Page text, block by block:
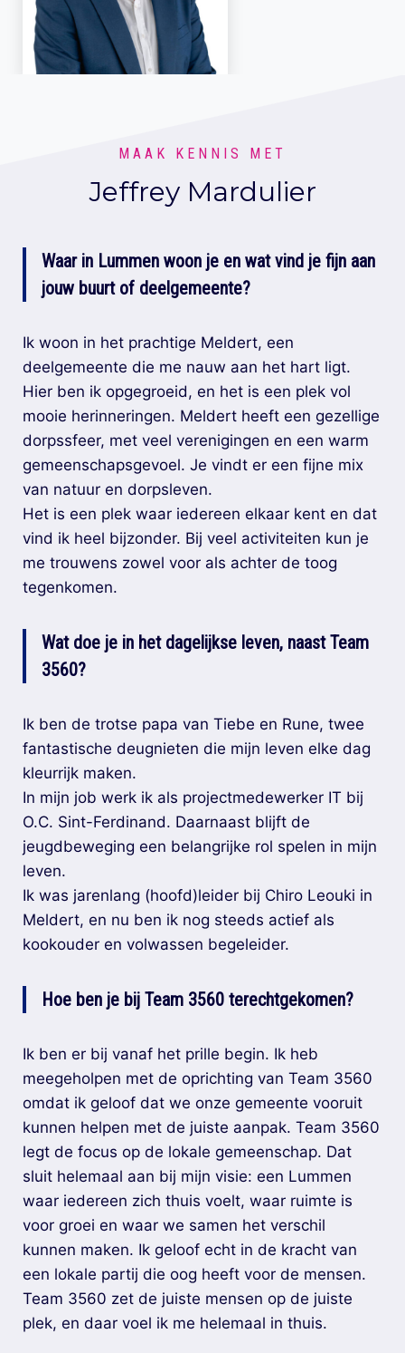
MAAK KENNIS MET
Jeffrey Mardulier
Waar in Lummen woon je en wat vind je fijn aan
jouw buurt of deelgemeente?
Ik woon in het prachtige Meldert, een
deelgemeente die me nauw aan het hart ligt.
Hier ben ik opgegroeid, en het is een plek vol
mooie herinneringen. Meldert heeft een gezellige
dorpssfeer, met veel verenigingen en een warm
gemeenschapsgevoel. Je vindt er een fijne mix
van natuur en dorpsleven.
Het is een plek waar iedereen elkaar kent en dat
vind ik heel bijzonder. Bij veel activiteiten kun je
me trouwens zowel voor als achter de toog
tegenkomen.
Wat doe je in het dagelijkse leven, naast Team
3560?
Ik ben de trotse papa van Tiebe en Rune, twee
fantastische deugnieten die mijn leven elke dag
kleurrijk maken.
In mijn job werk ik als projectmedewerker IT bij
O.C. Sint-Ferdinand. Daarnaast blijft de
jeugdbeweging een belangrijke rol spelen in mijn
leven.
Ik was jarenlang (hoofd)leider bij Chiro Leouki in
Meldert, en nu ben ik nog steeds actief als
kookouder en volwassen begeleider.
Hoe ben je bij Team 3560 terechtgekomen?
Ik ben er bij vanaf het prille begin. Ik heb
meegeholpen met de oprichting van Team 3560
omdat ik geloof dat we onze gemeente vooruit
kunnen helpen met de juiste aanpak. Team 3560
legt de focus op de lokale gemeenschap. Dat
sluit helemaal aan bij mijn visie: een Lummen
waar iedereen zich thuis voelt, waar ruimte is
voor groei en waar we samen het verschil
kunnen maken. Ik geloof echt in de kracht van
een lokale partij die oog heeft voor de mensen.
Team 3560 zet de juiste mensen op de juiste
plek, en daar voel ik me helemaal in thuis.